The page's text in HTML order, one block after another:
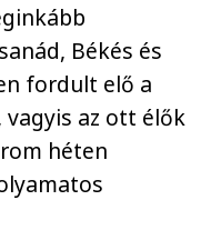
Békés és
fordult elő a
az ott élők
héten